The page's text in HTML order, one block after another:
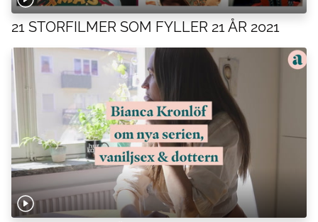
21 STORFILMER SOM FYLLER 21 ÅR 2021